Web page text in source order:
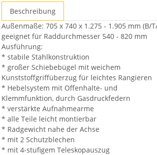
Registerkarten
anzeigen
Beschreibung
Außenmaße: 705 x 740 x 1.275 - 1.905 mm (B/
geeignet für Raddurchmesser 540 - 820 mm
Ausführung:
* stabile Stahlkonstruktion
* großer Schiebebügel mit weichem
Kunststoffgriffüberzug für leichtes Rangieren
* Hebelsystem mit Offenhalte- und
Klemmfunktion, durch Gasdruckfedern
* verstärkte Aufnahmearme
* alle Teile leicht montierbar
* Radgewicht nahe der Achse
* mit 2 Schutzblechen
* mit 4-stufigem Teleskopauszug